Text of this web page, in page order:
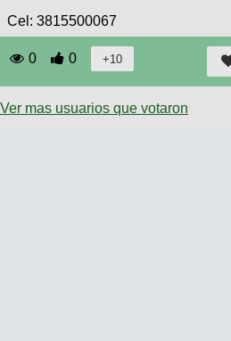
Cel: 3815500067
0 0
Ver mas usuarios que votaron